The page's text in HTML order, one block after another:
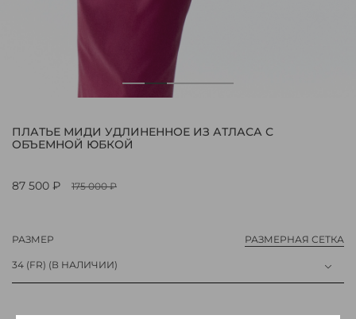
ПЛАТЬЕ МИДИ УДЛИНЕННОЕ ИЗ АТЛАСА С
ОБЪЕМНОЙ ЮБКОЙ
87 500 ₽ 175 000 ₽
РАЗМЕР РАЗМЕРНАЯ СЕТКА
34 (FR) (В НАЛИЧИИ)